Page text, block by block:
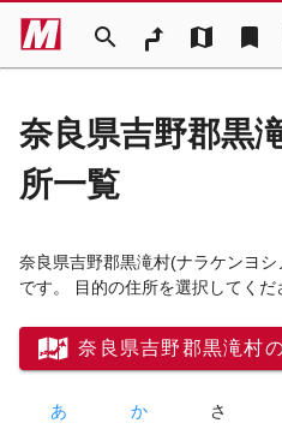
search map bookmark
奈良県吉野郡黒
所一覧
奈良県吉野郡黒滝村(ナラケンヨシ
です。 目的の住所を選択してくだ
奈良県吉野郡黒滝村
あ か さ